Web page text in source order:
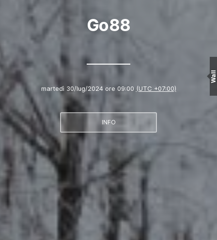
Go88
martedì 30/lug/2024 ore 09:00 (UTC +07:00)
INFO
Wall